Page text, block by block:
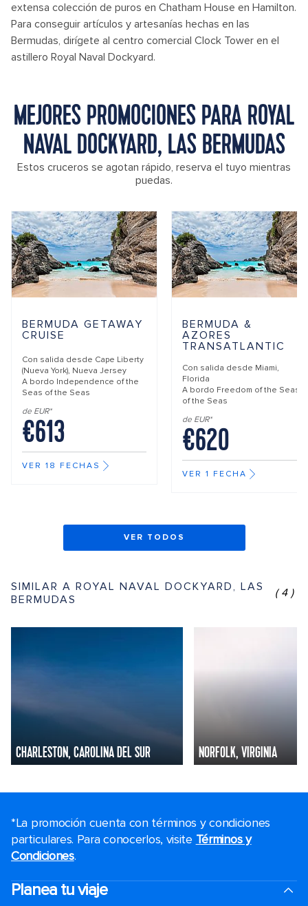
extensa colección de puros en Chatham House en Hamilton.
Para conseguir artículos y artesanías hechas en las
Bermudas, dirígete al centro comercial Clock Tower en el
astillero Royal Naval Dockyard.
MEJORES PROMOCIONES PARA ROYAL
NAVAL DOCKYARD, LAS BERMUDAS
Estos cruceros se agotan rápido, reserva el tuyo mientras
puedas.
BERMUDA GETAWAY
CRUISE
Con salida desde Cape Liberty
(Nueva York), Nueva Jersey
A bordo Independence of the
Seas of the Seas
de EUR*
€613
VER 18 FECHAS
BERMUDA &
AZORES
TRANSATLANTIC
Con salida desde Miami,
Florida
A bordo Freedom of the Seas
of the Seas
de EUR*
€620
VER 1 FECHA
VER TODOS
SIMILAR A ROYAL NAVAL DOCKYARD, LAS
BERMUDAS
(4)
CHARLESTON, CAROLINA DEL SUR NORFOLK, VIRGINIA
*La promoción cuenta con términos y condiciones
particulares. Para conocerlos, visite Términos y
Condiciones.
Planea tu viaje